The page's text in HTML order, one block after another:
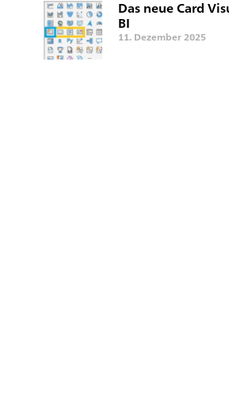
Das neue Card
BI
11. Dezember 2025